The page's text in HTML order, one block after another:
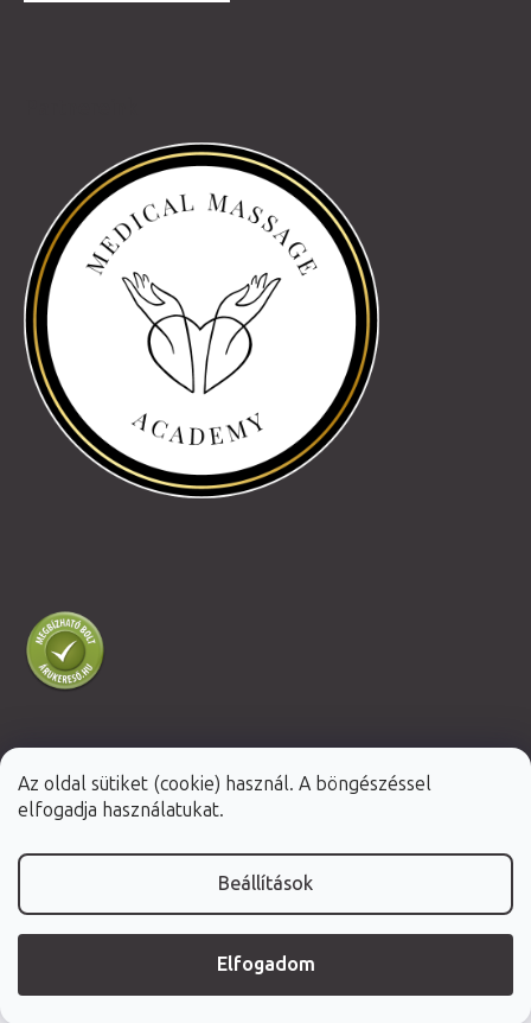
Az oldal sütiket (cookie) használ. A böngészéssel
elfogadja használatukat.
Beállítások
Elfogadom
Shoptet Premium készítette